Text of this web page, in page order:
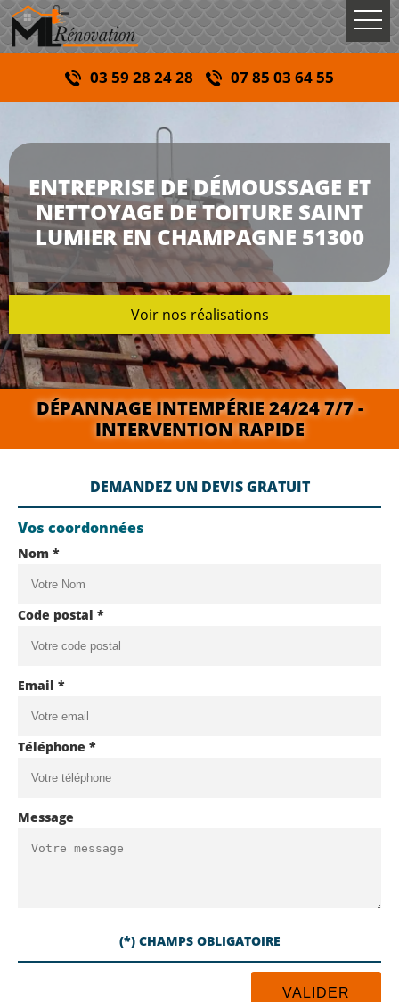
03 59 28 24 28 07 85 03 64 55
ENTREPRISE DE DÉMOUSSAGE ET
NETTOYAGE DE TOITURE SAINT
LUMIER EN CHAMPAGNE 51300
Voir nos réalisations
DÉPANNAGE INTEMPÉRIE 24/24 7/7 -
INTERVENTION RAPIDE
DEMANDEZ UN DEVIS GRATUIT
Vos coordonnées
Nom *
Code postal *
Email *
Téléphone *
Message
(*) CHAMPS OBLIGATOIRE